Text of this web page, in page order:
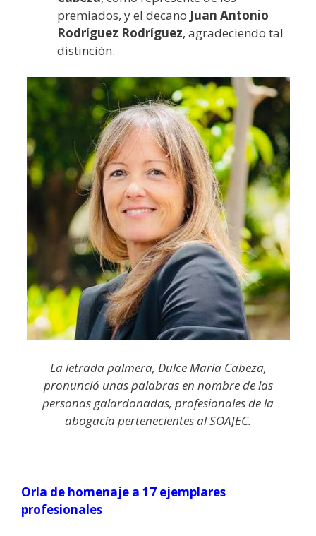
premiados, y el decano Juan Antonio
Rodríguez Rodríguez, agradeciendo tal
distinción.
La letrada palmera, Dulce María Cabeza,
pronunció unas palabras en nombre de las
personas galardonadas, profesionales de la
abogacía pertenecientes al SOAJEC.
Orla de homenaje a 17 ejemplares
profesionales